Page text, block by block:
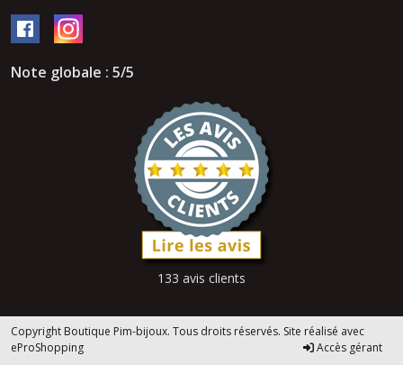
Note globale : 5/5
133 avis clients
Copyright Boutique Pim-bijoux. Tous droits réservés. Site réalisé avec
eProShopping
Accès gérant